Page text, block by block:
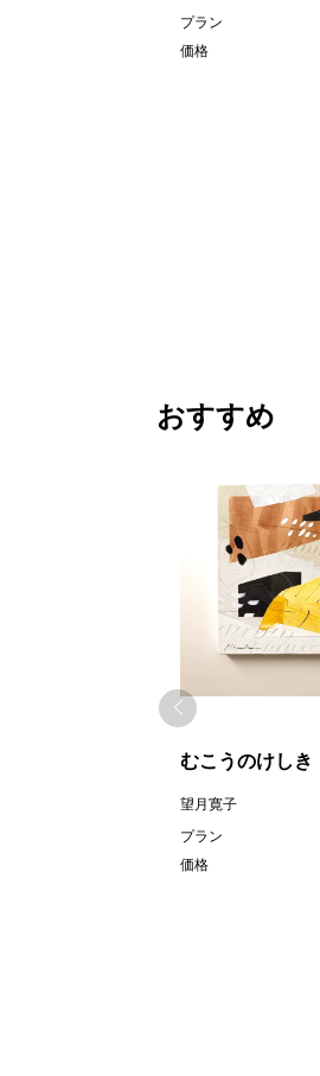
プラン
価格
おすすめ
むこうのけしき
望月寛子
プラン
価格